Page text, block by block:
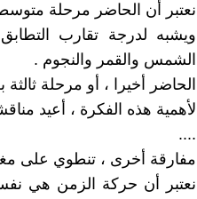
نعتبر أن الحاضر مرحلة
ويشبه لدرجة تقارب
الشمس والقمر والنجوم .
الحاضر أخيرا ، أو مرحلة
لأهمية هذه الفكرة ، أعيد
....
مفارقة أخرى ، تنطوي على
نعتبر أن حركة الزمن هي